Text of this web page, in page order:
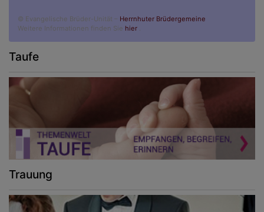
© Evangelische Brüder-Unität – Herrnhuter Brüdergemeine
Weitere Informationen finden Sie hier .
Taufe
Trauung